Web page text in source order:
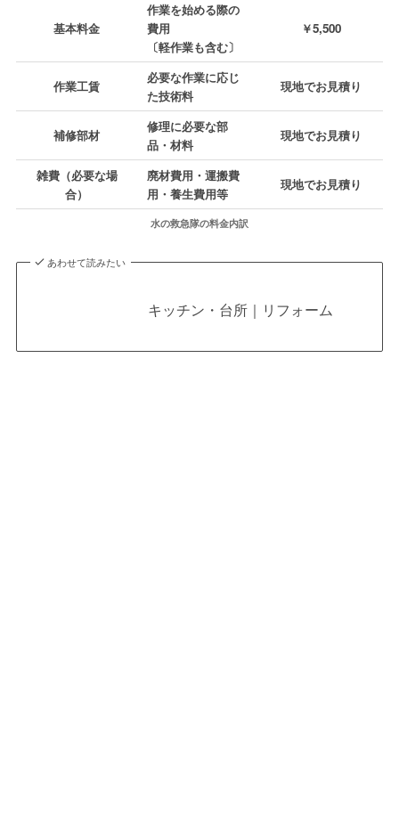
基本料金
作業を始める際の
費用
〔軽作業も含む〕
￥5,500
作業工賃
必要な作業に応じ
た技術料
現地でお見積り
補修部材
修理に必要な部
品・材料
現地でお見積り
雑費（必要な場
合）
廃材費用・運搬費
用・養生費用等
現地でお見積り
水の救急隊の料金内訳
あわせて読みたい
キッチン・台所｜リフォーム